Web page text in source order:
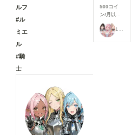
ルフ
#ル
ミエ
ル
#騎
士
500コイ
ン/月 以上
支援すると
見ることが
できます
17時からはアイドル！